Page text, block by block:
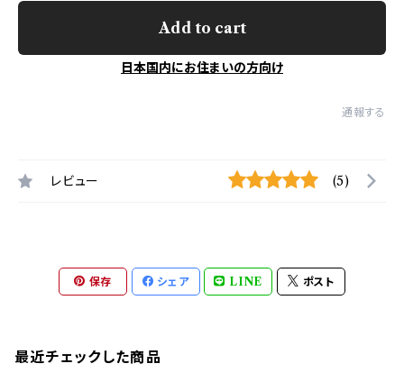
Add to cart
日本国内にお住まいの方向け
通報する
レビュー (5)
保存 シェア LINE ポスト
最近チェックした商品